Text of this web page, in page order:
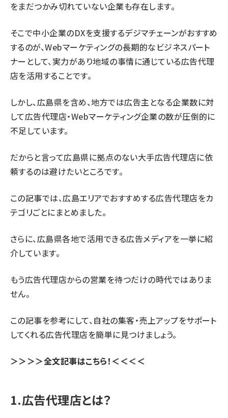
をまだつかみ切れていない企業も存在します。
そこで中小企業のDXを支援するデジマチェーンがおすすめ
するのが、Webマーケティングの長期的なビジネスパート
ナーとして、実力があり地域の事情に通じている広告代理
店を活用することです。
しかし、広島県を含め、地方では広告主となる企業数に対
して広告代理店・Webマーケティング企業の数が圧倒的に
不足しています。
だからと言って広島県に拠点のない大手広告代理店に依
頼するのは避けたいところです。
この記事では、広島エリアでおすすめする広告代理店をカ
テゴリごとにまとめました。
さらに、広島県各地で活用できる広告メディアを一挙に紹
介しています。
もう広告代理店からの営業を待つだけの時代ではありま
せん。
この記事を参考にして、自社の集客・売上アップをサポート
してくれる広告代理店を簡単に見つけましょう。
＞＞＞＞全文記事はこちら！＜＜＜＜
1.広告代理店とは？